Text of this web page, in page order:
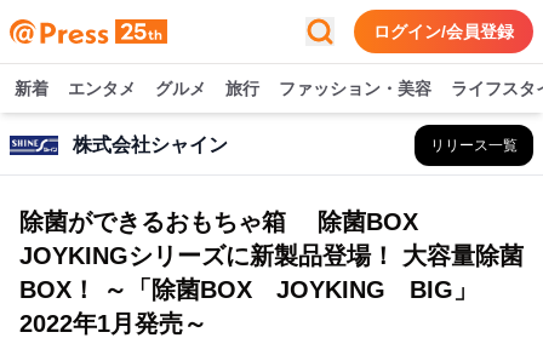
ログイン/会員登録
新着 エンタメ グルメ 旅行 ファッション・美容 ライフスタ
株式会社シャイン リリース一覧
除菌ができるおもちゃ箱 除菌BOX
JOYKINGシリーズに新製品登場！ 大容量除菌
BOX！ ～「除菌BOX JOYKING BIG」
2022年1月発売～